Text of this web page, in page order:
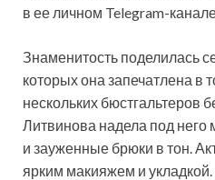
в ее личном Telegram-
Знаменитость поделилась
которых она запечатлена в
нескольких бюстгальтеров
Литвинова надела под него
и зауженные брюки в тон.
ярким макияжем и